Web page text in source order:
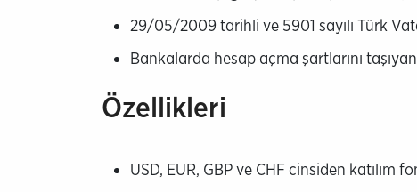
29/05/2009 tarihli ve 5901 sayılı Türk
Bankalarda hesap açma şartlarını
Özellikleri
USD, EUR, GBP ve CHF cinsiden katılım